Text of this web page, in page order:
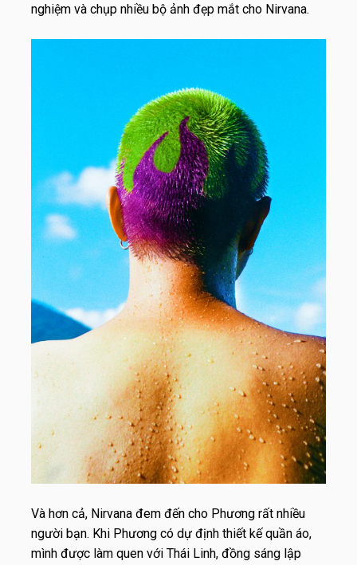
nghiệm và chụp nhiều bộ ảnh đẹp mắt cho Nirvana.
Và hơn cả, Nirvana đem đến cho Phương rất nhiều
người bạn. Khi Phương có dự định thiết kế quần áo,
mình được làm quen với Thái Linh, đồng sáng lập